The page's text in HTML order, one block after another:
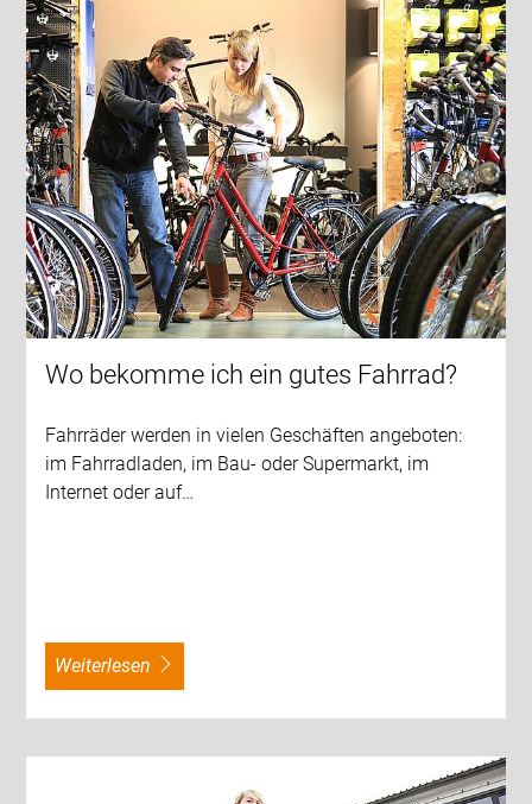
Wo bekomme ich ein gutes Fahrrad?
Fahrräder werden in vielen Geschäften angeboten:
im Fahrradladen, im Bau- oder Supermarkt, im
Internet oder auf…
weiterlesen